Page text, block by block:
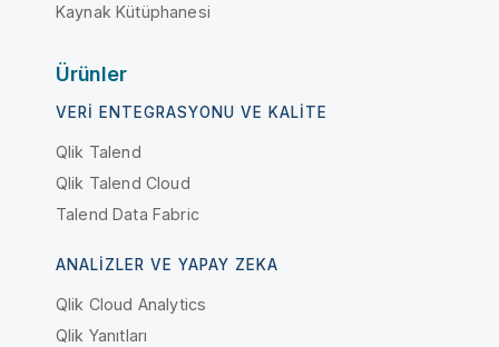
Kaynak Kütüphanesi
Ürünler
VERI ENTEGRASYONU VE KALITE
Qlik Talend
Qlik Talend Cloud
Talend Data Fabric
ANALIZLER VE YAPAY ZEKA
Qlik Cloud Analytics
Qlik Yanıtları